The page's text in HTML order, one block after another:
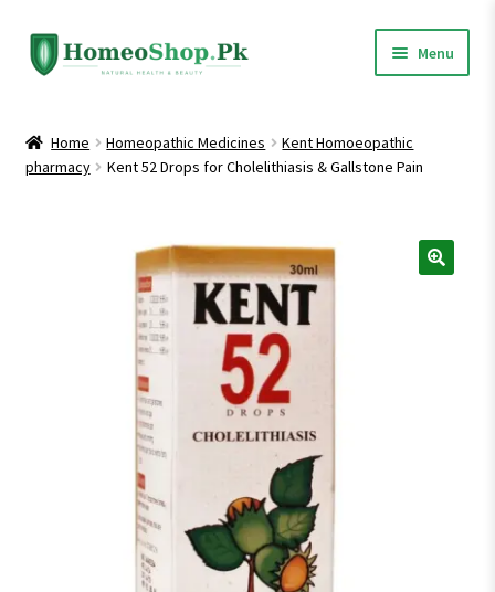
Skip
to
Skip
to
Menu
Shop All
child
menu
Home Homeopathic Medicines
Kent Homoeopathic
pharmacy
Kent 52 Drops for Cholelithiasis & Gallstone Pain